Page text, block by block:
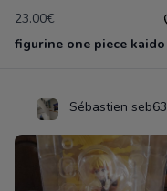
23.00€
figurine one piece kaido
Sébastien seb63